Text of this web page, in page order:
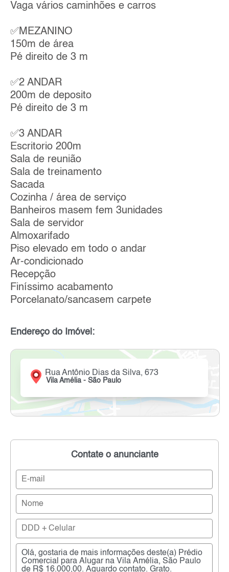
Vaga vários caminhões e carros
✅MEZANINO
150m de área
Pé direito de 3 m
✅2 ANDAR
200m de deposito
Pé direito de 3 m
✅3 ANDAR
Escritorio 200m
Sala de reunião
Sala de treinamento
Sacada
Cozinha / área de serviço
Banheiros masem fem 3unidades
Sala de servidor
Almoxarifado
Piso elevado em todo o andar
Ar-condicionado
Recepção
Finíssimo acabamento
Porcelanato/sancasem carpete
Endereço do Imóvel:
Rua Antônio Dias da Silva, 673
Vila Amélia - São Paulo
Contate o anunciante